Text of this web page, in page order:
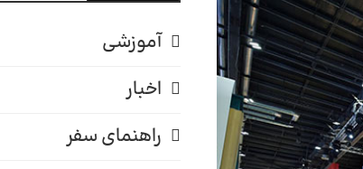
آموزشی
اخبار
راهنمای سفر